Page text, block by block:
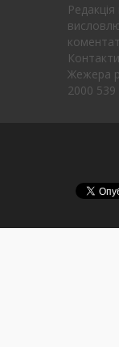
Жежера
2000 539